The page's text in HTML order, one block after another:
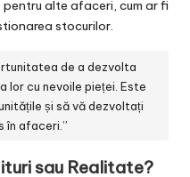
alte afaceri, cum ar fi
stocurilor.
de a dezvolta
lor cu nevoile pieței. Este
și să vă dezvoltați
în afaceri.”
sau Realitate?